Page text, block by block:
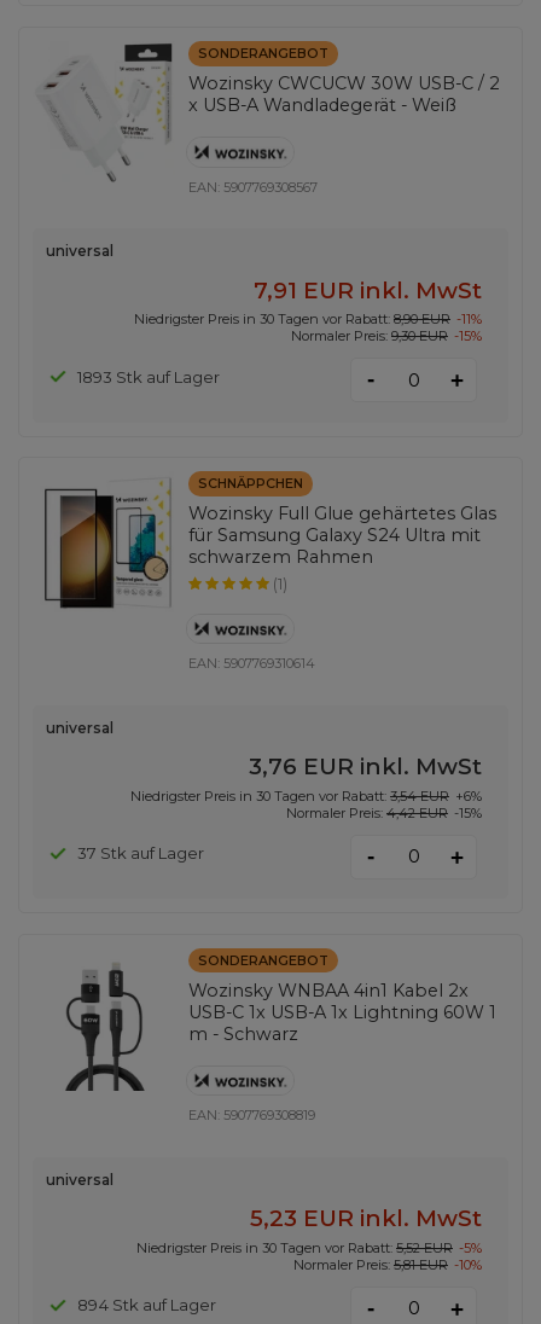
SONDERANGEBOT
Wozinsky CWCUCW 30W USB-C / 2
x USB-A Wandladegerät - Weiß
EAN: 5907769308567
universal
7,91 EUR inkl. MwSt
Niedrigster Preis in 30 Tagen vor Rabatt: 8,90 EUR -11%
Normaler Preis: 9,30 EUR -15%
1893 Stk auf Lager - +
SCHNÄPPCHEN
Wozinsky Full Glue gehärtetes Glas
für Samsung Galaxy S24 Ultra mit
schwarzem Rahmen
(1)
EAN: 5907769310614
universal
3,76 EUR inkl. MwSt
Niedrigster Preis in 30 Tagen vor Rabatt: 3,54 EUR +6%
Normaler Preis: 4,42 EUR -15%
37 Stk auf Lager - +
SONDERANGEBOT
Wozinsky WNBAA 4in1 Kabel 2x
USB-C 1x USB-A 1x Lightning 60W 1
m - Schwarz
EAN: 5907769308819
universal
5,23 EUR inkl. MwSt
Niedrigster Preis in 30 Tagen vor Rabatt: 5,52 EUR -5%
Normaler Preis: 5,81 EUR -10%
894 Stk auf Lager - +